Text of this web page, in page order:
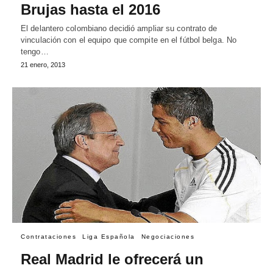
Brujas hasta el 2016
El delantero colombiano decidió ampliar su contrato de
vinculación con el equipo que compite en el fútbol belga. No
tengo…
21 enero, 2013
Contrataciones Liga Española Negociaciones
Real Madrid le ofrecerá un